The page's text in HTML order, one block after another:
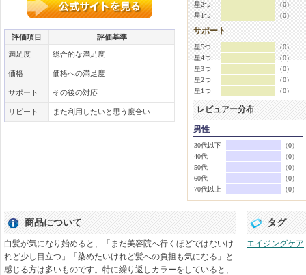
評価項目 評価基準
満足度 総合的な満足度
価格 価格への満足度
サポート その後の対応
リピート また利用したいと思う度合い
星2つ
（0）
星1つ
（0）
サポート
星5つ
（0）
星4つ
（0）
星3つ
（0）
星2つ
（0）
星1つ
（0）
レビュアー分布
男性
30代以下
（0）
40代
（0）
50代
（0）
60代
（0）
70代以上
（0）
商品について
白髪が気になり始めると、「まだ美容院へ行くほどではないけ
れど少し目立つ」「染めたいけれど髪への負担も気になる」と
感じる方は多いものです。特に繰り返しカラーをしていると、
タグ
エイジングケア